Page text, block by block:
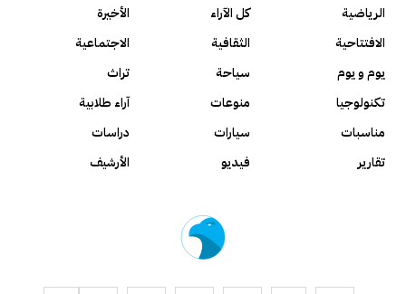
الرياضية
كل الآراء
الأخيرة
الافتتاحية
الثقافية
الاجتماعية
يوم و يوم
سياحة
تراث
تكنولوجيا
منوعات
آراء طلابية
مناسبات
سيارات
دراسات
تقارير
فيديو الأرشيف